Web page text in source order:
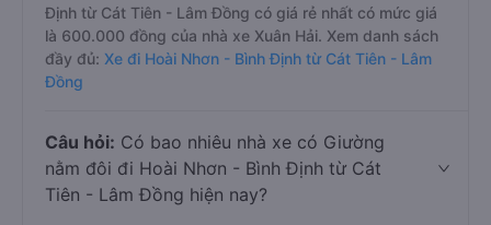
Định từ Cát Tiên - Lâm Đồng có giá rẻ nhất có mức giá
là 600.000 đồng của nhà xe Xuân Hải. Xem danh sách
đầy đủ: Xe đi Hoài Nhơn - Bình Định từ Cát Tiên - Lâm
Đồng
Câu hỏi: Có bao nhiêu nhà xe có Giường
nằm đôi đi Hoài Nhơn - Bình Định từ Cát
Tiên - Lâm Đồng hiện nay?